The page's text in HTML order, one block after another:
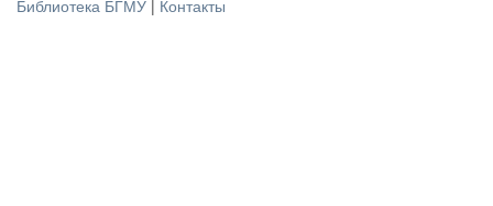
Библиотека БГМУ | Контакты